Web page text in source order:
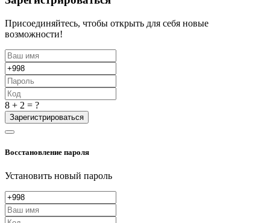
Присоединяйтесь, чтобы открыть для себя новые
возможности!
8 + 2 = ?
Зарегистрироваться
Восстановление пароля
Установить новый пароль